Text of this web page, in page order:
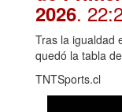
2026.
Tras la igualdad
quedó la tabla
TNTSports.cl